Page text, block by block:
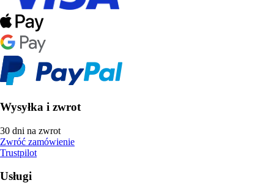
Wysyłka i zwrot
30 dni na zwrot
Zwróć zamówienie
Trustpilot
Usługi